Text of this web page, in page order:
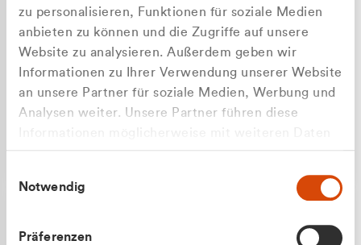
zu personalisieren, Funktionen für soziale Medien
anbieten zu können und die Zugriffe auf unsere
Website zu analysieren. Außerdem geben wir
Informationen zu Ihrer Verwendung unserer Website
an unsere Partner für soziale Medien, Werbung und
Analysen weiter. Unsere Partner führen diese
gesammelt haben.
Notwendig
Präferenzen
Apilash Balanesan